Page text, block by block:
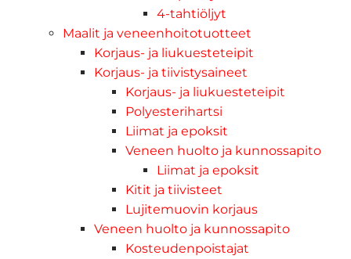
4-tahtiöljyt
Maalit ja veneenhoitotuotteet
Korjaus- ja liukuesteteipit
Korjaus- ja tiivistysaineet
Korjaus- ja liukuesteteipit
Polyesterihartsi
Liimat ja epoksit
Veneen huolto ja kunnossapito
Liimat ja epoksit
Kitit ja tiivisteet
Lujitemuovin korjaus
Veneen huolto ja kunnossapito
Kosteudenpoistajat